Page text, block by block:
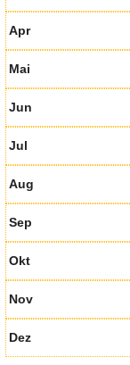
Apr
Mai
Jun
Jul
Aug
Sep
Okt
Nov
Dez